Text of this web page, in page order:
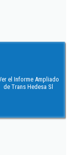
el Informe Ampliado
de Trans Hedesa Sl